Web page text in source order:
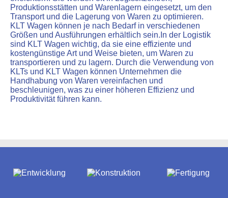
Produktionsstätten und Warenlagern eingesetzt, um den
Transport und die Lagerung von Waren zu optimieren.
KLT Wagen können je nach Bedarf in verschiedenen
Größen und Ausführungen erhältlich sein.In der Logistik
sind KLT Wagen wichtig, da sie eine effiziente und
kostengünstige Art und Weise bieten, um Waren zu
transportieren und zu lagern. Durch die Verwendung von
KLTs und KLT Wagen können Unternehmen die
Handhabung von Waren vereinfachen und
beschleunigen, was zu einer höheren Effizienz und
Produktivität führen kann.